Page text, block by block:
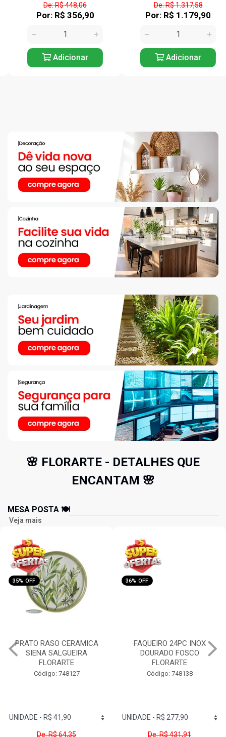
De: R$ 448,06
Por: R$ 356,90
Adicionar
De: R$ 1.317,58
Por: R$ 1.179,90
Adicionar
🌸 FLORARTE - DETALHES QUE
ENCANTAM 🌸
MESA POSTA 🍽️
Veja mais
35% OFF
PRATO RASO CERAMICA
SIENA SALGUEIRA
FLORARTE
Código: 748127
De: R$ 64,35
36% OFF
FAQUEIRO 24PC INOX
DOURADO FOSCO
FLORARTE
Código: 748138
De: R$ 431,91